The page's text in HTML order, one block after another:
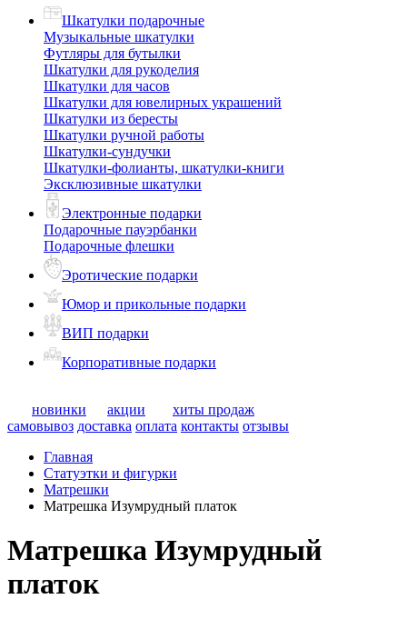
Шкатулки подарочные
Музыкальные шкатулки
Футляры для бутылки
Шкатулки для рукоделия
Шкатулки для часов
Шкатулки для ювелирных украшений
Шкатулки из бересты
Шкатулки ручной работы
Шкатулки-сундучки
Шкатулки-фолианты, шкатулки-книги
Эксклюзивные шкатулки
Электронные подарки
Подарочные пауэрбанки
Подарочные флешки
Эротические подарки
Юмор и прикольные подарки
ВИП подарки
Корпоративные подарки
новинки акции
хиты продаж
самовывоз доставка оплата контакты отзывы
Главная
Статуэтки и фигурки
Матрешки
Матрешка Изумрудный платок
Матрешка Изумрудный
платок